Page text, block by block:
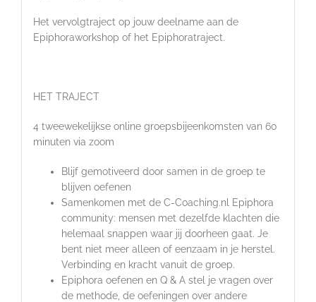
Het vervolgtraject op jouw deelname aan de
Epiphoraworkshop of het Epiphoratraject.
HET TRAJECT
4 tweewekelijkse online groepsbijeenkomsten van 60
minuten via zoom
Blijf gemotiveerd door samen in de groep te
blijven oefenen
Samenkomen met de C-Coaching.nl Epiphora
community: mensen met dezelfde klachten die
helemaal snappen waar jij doorheen gaat. Je
bent niet meer alleen of eenzaam in je herstel.
Verbinding en kracht vanuit de groep.
Epiphora oefenen en Q & A stel je vragen over
de methode, de oefeningen over andere